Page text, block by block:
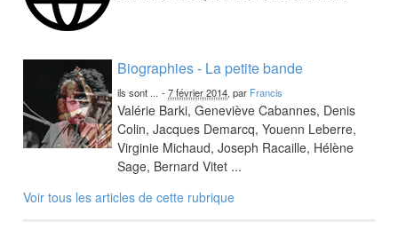
Biographies - La petite bande
ils sont ... -7 février 2014, par Francis
Valérie Barki, Geneviève Cabannes, Denis
Colin, Jacques Demarcq, Youenn Leberre,
Virginie Michaud, Joseph Racaille, Hélène
Sage, Bernard Vitet ...
Voir tous les articles de cette rubrique